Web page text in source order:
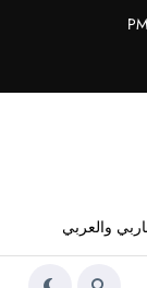
والعربي